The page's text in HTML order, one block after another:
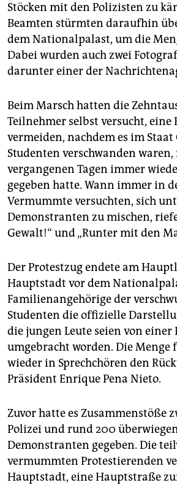
Stöcken mit den Polizisten zu
Beamten stürmten daraufhin
dem Nationalpalast, um die
Dabei wurden auch zwei
darunter einer der
Beim Marsch hatten die
Teilnehmer selbst versucht, eine
vermeiden, nachdem es im Staat
Studenten verschwanden waren,
vergangenen Tagen immer
gegeben hatte. Wann immer in
Vermummte versuchten, sich
Demonstranten zu mischen,
Gewalt!“ und „Runter mit den
Der Protestzug endete am
Hauptstadt vor dem
Familienangehörige der
Studenten die offizielle
die jungen Leute seien von einer
umgebracht worden. Die
wieder in Sprechchören den
Präsident Enrique Pena Nieto.
Zuvor hatte es Zusammenstöße
Polizei und rund 200
Demonstranten gegeben. Die
vermummten Protestierenden
Hauptstadt, eine Hauptstraße